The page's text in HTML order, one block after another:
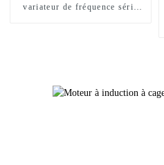
variateur de fréquence série